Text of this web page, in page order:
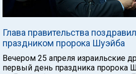
Глава правительства
праздником пророка Шуэйба
Вечером 25 апреля израильские
первый день праздника пророка